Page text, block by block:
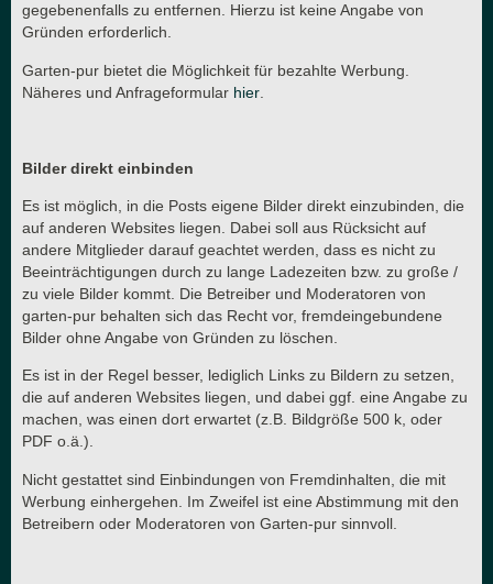
gegebenenfalls zu entfernen. Hierzu ist keine Angabe von
Gründen erforderlich.
Garten-pur bietet die Möglichkeit für bezahlte Werbung.
Näheres und Anfrageformular hier
Bilder direkt einbinden
Es ist möglich, in die Posts eigene Bilder direkt einzubinden, die
auf anderen Websites liegen. Dabei soll aus Rücksicht auf
andere Mitglieder darauf geachtet werden, dass es nicht zu
Beeinträchtigungen durch zu lange Ladezeiten bzw. zu große /
zu viele Bilder kommt. Die Betreiber und Moderatoren von
garten-pur behalten sich das Recht vor, fremdeingebundene
Bilder ohne Angabe von Gründen zu löschen.
Es ist in der Regel besser, lediglich Links zu Bildern zu setzen,
die auf anderen Websites liegen, und dabei ggf. eine Angabe zu
machen, was einen dort erwartet (z.B. Bildgröße 500 k, oder
PDF o.ä.).
Nicht gestattet sind Einbindungen von Fremdinhalten, die mit
Werbung einhergehen. Im Zweifel ist eine Abstimmung mit den
Betreibern oder Moderatoren von Garten-pur sinnvoll.